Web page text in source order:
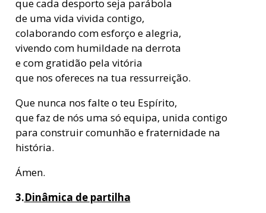
que cada desporto seja parábola
de uma vida vivida contigo,
colaborando com esforço e alegria,
vivendo com humildade na derrota
e com gratidão pela vitória
que nos ofereces na tua ressurreição.
Que nunca nos falte o teu Espírito,
que faz de nós uma só equipa, unida contigo
para construir comunhão e fraternidade na
história.
Ámen.
3.Dinâmica de partilha